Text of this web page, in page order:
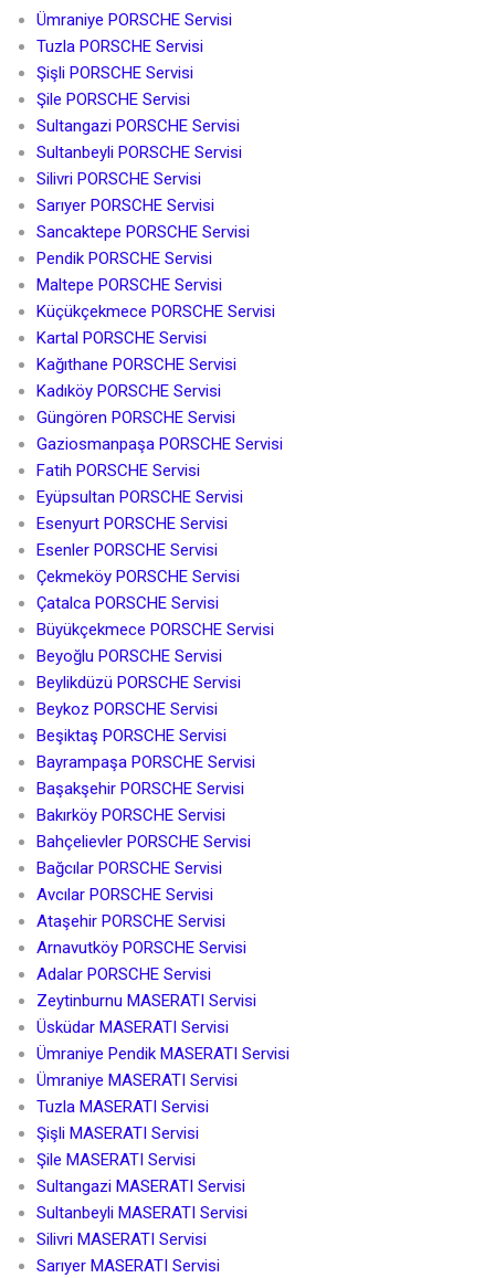
Ümraniye PORSCHE Servisi
Tuzla PORSCHE Servisi
Şişli PORSCHE Servisi
Şile PORSCHE Servisi
Sultangazi PORSCHE Servisi
Sultanbeyli PORSCHE Servisi
Silivri PORSCHE Servisi
Sarıyer PORSCHE Servisi
Sancaktepe PORSCHE Servisi
Pendik PORSCHE Servisi
Maltepe PORSCHE Servisi
Küçükçekmece PORSCHE Servisi
Kartal PORSCHE Servisi
Kağıthane PORSCHE Servisi
Kadıköy PORSCHE Servisi
Güngören PORSCHE Servisi
Gaziosmanpaşa PORSCHE Servisi
Fatih PORSCHE Servisi
Eyüpsultan PORSCHE Servisi
Esenyurt PORSCHE Servisi
Esenler PORSCHE Servisi
Çekmeköy PORSCHE Servisi
Çatalca PORSCHE Servisi
Büyükçekmece PORSCHE Servisi
Beyoğlu PORSCHE Servisi
Beylikdüzü PORSCHE Servisi
Beykoz PORSCHE Servisi
Beşiktaş PORSCHE Servisi
Bayrampaşa PORSCHE Servisi
Başakşehir PORSCHE Servisi
Bakırköy PORSCHE Servisi
Bahçelievler PORSCHE Servisi
Bağcılar PORSCHE Servisi
Avcılar PORSCHE Servisi
Ataşehir PORSCHE Servisi
Arnavutköy PORSCHE Servisi
Adalar PORSCHE Servisi
Zeytinburnu MASERATI Servisi
Üsküdar MASERATI Servisi
Ümraniye Pendik MASERATI Servisi
Ümraniye MASERATI Servisi
Tuzla MASERATI Servisi
Şişli MASERATI Servisi
Şile MASERATI Servisi
Sultangazi MASERATI Servisi
Sultanbeyli MASERATI Servisi
Silivri MASERATI Servisi
Sarıyer MASERATI Servisi